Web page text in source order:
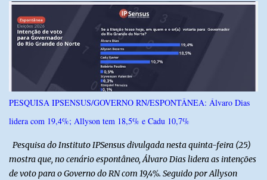
impossível viajar e subir ao palco. O comediante contou que
precisou ser levado a um hospital depois de perder a capacidade
de andar normalmente. “Eu não estou conseguindo nem me
levantar direito da cama. É um processo muito dolorido”, relatou o
humorista. Durante o atendimento médico, o humorista foi
diagnosticado com “bico de papagaio” na região da coluna. De
equipe responsável, que acompanha o tratamento. Zé Lezin
afirmou ainda que está passando por um tratamento intenso, com
revelou ...
PESQUISA IPSENSUS/GOVERNO RN/ESPONTÂNEA: Álvaro Dias
lidera com 19,4%; Allyson tem 18,5% e Cadu 10,7%
Pesquisa do Instituto IPSensus divulgada nesta quinta-feira (25)
mostra que, no cenário espontâneo, Álvaro Dias lidera as intenções
de voto para o Governo do RN com 19,4%. Seguido por Allyson